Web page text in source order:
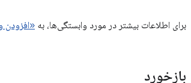
برای اطلاعات بیشتر در مورد وابستگی‌ها، به «افزودن
بازخورد